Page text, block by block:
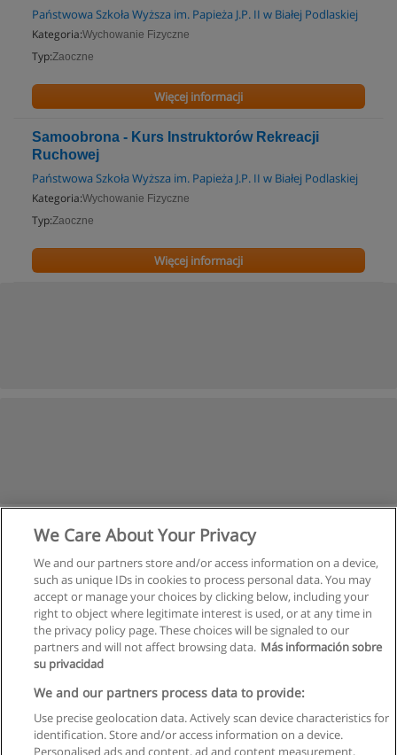
Państwowa Szkoła Wyższa im. Papieża J.P. II w Białej Podlaskiej
Kategoria:Wychowanie Fizyczne
Typ:Zaoczne
Więcej informacji
Samoobrona - Kurs Instruktorów Rekreacji
Ruchowej
Państwowa Szkoła Wyższa im. Papieża J.P. II w Białej Podlaskiej
Kategoria:Wychowanie Fizyczne
Typ:Zaoczne
Więcej informacji
Regulamin
Polityka ochrony danych osobowych
We Care About Your Privacy
We and our partners store and/or access information on a device,
such as unique IDs in cookies to process personal data. You may
accept or manage your choices by clicking below, including your
right to object where legitimate interest is used, or at any time in
the privacy policy page. These choices will be signaled to our
partners and will not affect browsing data. Más información sobre
su privacidad
We and our partners process data to provide:
Use precise geolocation data. Actively scan device characteristics for
identification. Store and/or access information on a device.
Personalised ads and content, ad and content measurement,